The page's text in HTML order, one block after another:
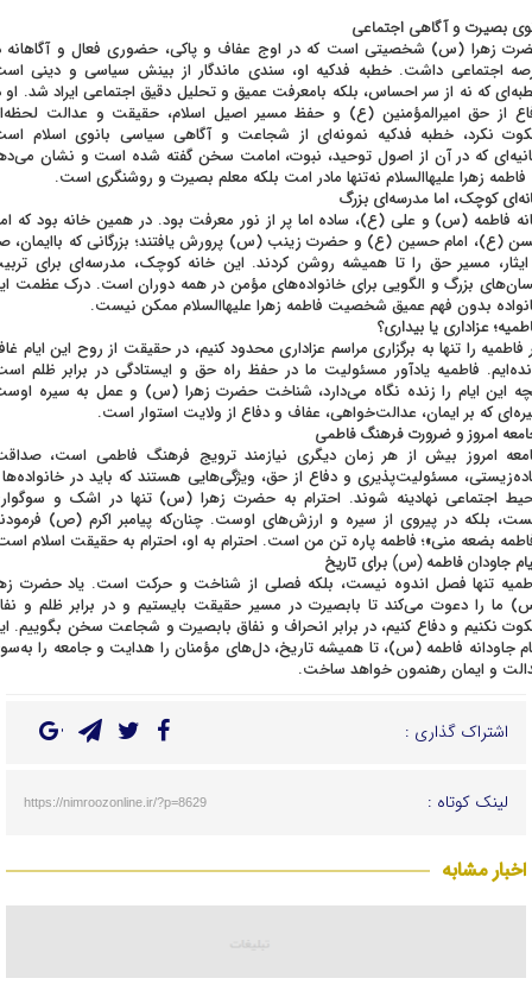
بصیرت و آگاهی اجتماعی
زهرا (س) شخصیتی است که در اوج عفاف و پاکی، حضوری فعال و آگاهانه
اجتماعی داشت. خطبه فدکیه او، سندی ماندگار از بینش سیاسی و دینی
که نه از سر احساس، بلکه بامعرفت عمیق و تحلیل دقیق اجتماعی ایراد شد. او
از حق امیرالمؤمنین (ع) و حفظ مسیر اصیل اسلام، حقیقت و عدالت
نکرد، خطبه فدکیه نمونه‌ای از شجاعت و آگاهی سیاسی بانوی اسلام
که در آن از اصول توحید، نبوت، امامت سخن گفته شده است و نشان
فاطمه زهرا علیهاالسلام نه‌تنها مادر امت بلکه معلم بصیرت و روشنگری است.
کوچک، اما مدرسه‌ای بزرگ
فاطمه (س) و علی (ع)، ساده اما پر از نور معرفت بود. در همین خانه بود که
(ع)، امام حسین (ع) و حضرت زینب (س) پرورش یافتند؛ بزرگانی که باایمان،
مسیر حق را تا همیشه روشن کردند. این خانه کوچک، مدرسه‌ای برای
بزرگ و الگویی برای خانواده‌های مؤمن در همه دوران است. درک عظمت
بدون فهم عمیق شخصیت فاطمه زهرا علیهاالسلام ممکن نیست.
عزاداری یا بیداری؟
فاطمیه را تنها به برگزاری مراسم عزاداری محدود کنیم، در حقیقت از روح این ایام
فاطمیه یادآور مسئولیت ما در حفظ راه حق و ایستادگی در برابر ظلم
این ایام را زنده نگاه می‌دارد، شناخت حضرت زهرا (س) و عمل به سیره
که بر ایمان، عدالت‌خواهی، عفاف و دفاع از ولایت استوار است.
امروز و ضرورت فرهنگ فاطمی
امروز بیش از هر زمان دیگری نیازمند ترویج فرهنگ فاطمی است،
مسئولیت‌پذیری و دفاع از حق، ویژگی‌هایی هستند که باید در
اجتماعی نهادینه شوند. احترام به حضرت زهرا (س) تنها در اشک و
بلکه در پیروی از سیره و ارزش‌های اوست. چنان‌که پیامبر اکرم (ص)
بضعه منی»؛ فاطمه پاره تن من است. احترام به او، احترام به حقیقت اسلام
جاودان فاطمه (س) برای تاریخ
تنها فصل اندوه نیست، بلکه فصلی از شناخت و حرکت است. یاد حضرت
ما را دعوت می‌کند تا بابصیرت در مسیر حقیقت بایستیم و در برابر ظلم و
نکنیم و دفاع کنیم، در برابر انحراف و نفاق بابصیرت و شجاعت سخن بگوییم.
جاودانه فاطمه (س)، تا همیشه تاریخ، دل‌های مؤمنان را هدایت و جامعه را
و ایمان رهنمون خواهد ساخت.
اشتراک گذاری :
لینک کوتاه : https://nimroozonline.ir/?p=8629
اخبار مشابه